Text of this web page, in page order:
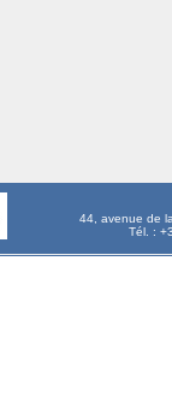
44, avenue de
Tél. :